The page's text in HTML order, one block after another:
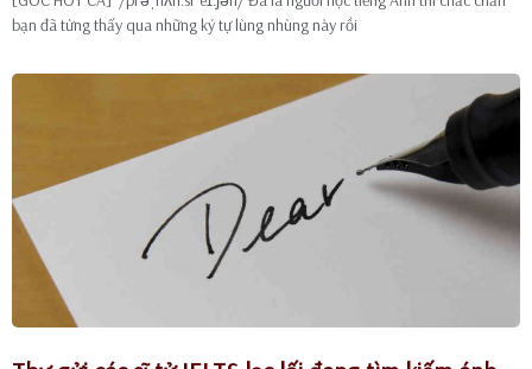
bạn đã từng thấy qua những ký tự lùng nhùng này rồi